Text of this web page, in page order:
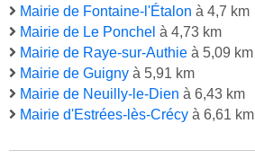
Mairie de Fontaine-l'Étalon à 4,7 km
Mairie de Le Ponchel à 4,73 km
Mairie de Raye-sur-Authie à 5,09 km
Mairie de Guigny à 5,91 km
Mairie de Neuilly-le-Dien à 6,43 km
Mairie d'Estrées-lès-Crécy à 6,61 km